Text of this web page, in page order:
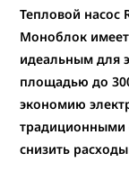
Тепловой насос
Моноблок
идеальным для
площадью до
экономию
традиционными
снизить